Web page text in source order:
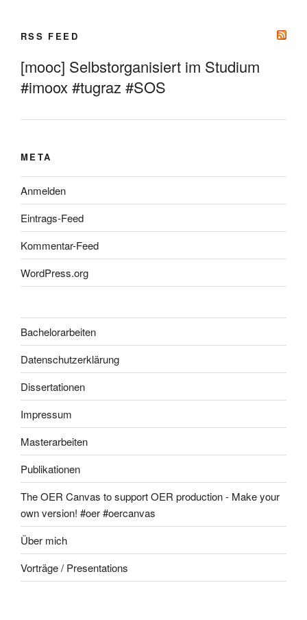
RSS FEED
[mooc] Selbstorganisiert im Studium
#imoox #tugraz #SOS
META
Anmelden
Eintrags-Feed
Kommentar-Feed
WordPress.org
Bachelorarbeiten
Datenschutzerklärung
Dissertationen
Impressum
Masterarbeiten
Publikationen
The OER Canvas to support OER production - Make your
own version! #oer #oercanvas
Über mich
Vorträge / Presentations